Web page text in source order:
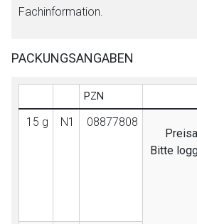
Fachinformation.
PACKUNGSANGABEN
PZN
15 g N1
08877808
Bitte